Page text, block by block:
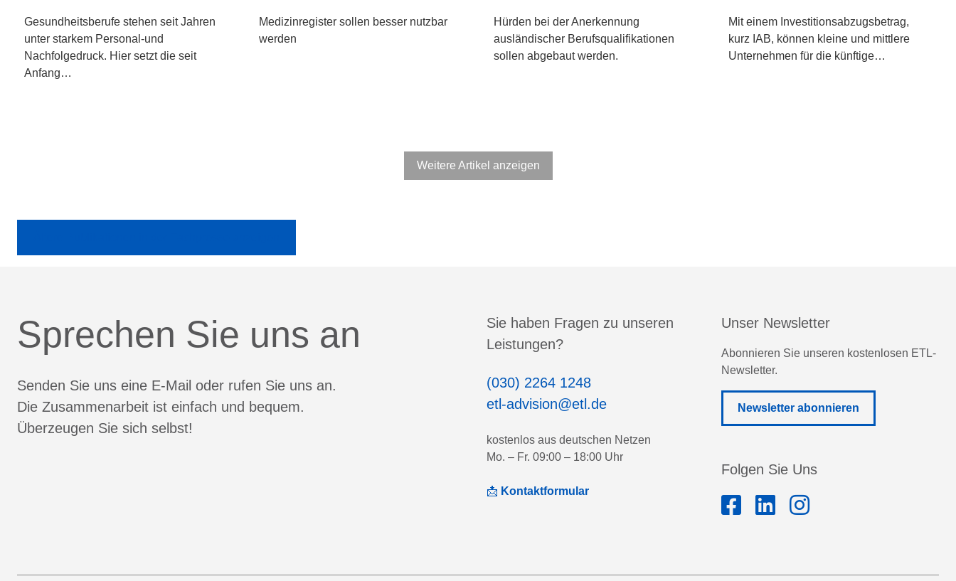
Gesundheitsberufe stehen seit Jahren
unter starkem Personal-und
Nachfolgedruck. Hier setzt die seit
Anfang…
Medizinregister sollen besser nutzbar
werden
Hürden bei der Anerkennung
ausländischer Berufsqualifikationen
sollen abgebaut werden.
Mit einem Investitionsabzugsbetrag,
kurz IAB, können kleine und mittlere
Unternehmen für die künftige…
Weitere Artikel anzeigen
Sprechen Sie uns an
Senden Sie uns eine E-Mail oder rufen Sie uns an.
Die Zusammenarbeit ist einfach und bequem.
Überzeugen Sie sich selbst!
Sie haben Fragen zu unseren
Leistungen?
(030) 2264 1248
etl-advision@etl.de
kostenlos aus deutschen Netzen
Mo. – Fr. 09:00 – 18:00 Uhr
📩 Kontaktformular
Unser Newsletter
Abonnieren Sie unseren kostenlosen ETL-
Newsletter.
Newsletter abonnieren
Folgen Sie Uns